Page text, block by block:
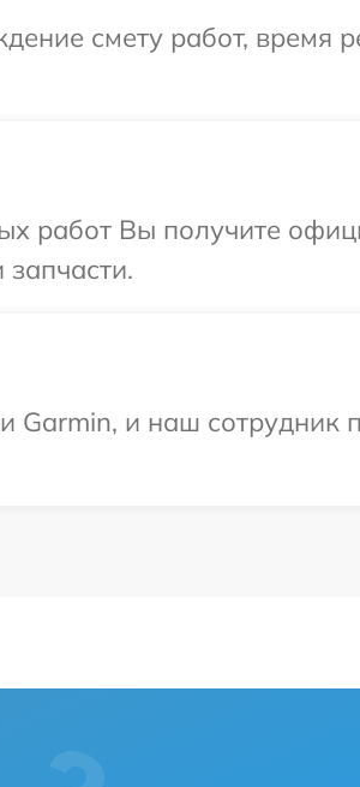
смету работ, время
работ Вы получите
и наш сотрудник